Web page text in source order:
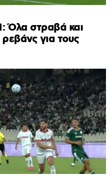
Όλα στραβά και
για τους